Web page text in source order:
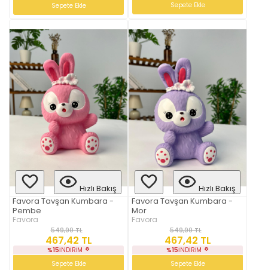
Sepete Ekle Sepete Ekle
Hızlı Bakış
Favora Tavşan Kumbara -
Pembe
Favora
549,90 TL
467,42 TL
%15İNDIRIM
Sepete Ekle
Hızlı Bakış
Favora Tavşan Kumbara -
Mor
Favora
549,90 TL
467,42 TL
%15İNDIRIM
Sepete Ekle